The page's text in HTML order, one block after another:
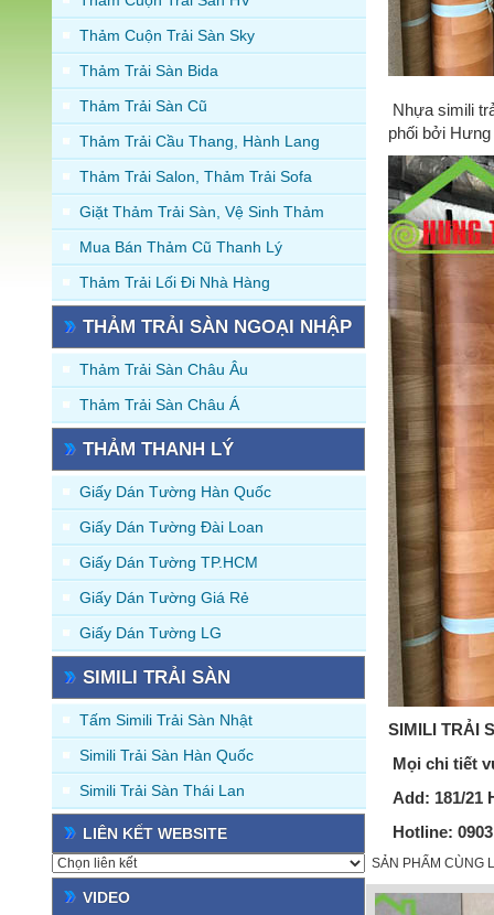
Thảm Cuộn Trải Sàn Sky
Thảm Trải Sàn Bida
Thảm Trải Sàn Cũ
Thảm Trải Cầu Thang, Hành Lang
Thảm Trải Salon, Thảm Trải Sofa
Giặt Thảm Trải Sàn, Vệ Sinh Thảm
Mua Bán Thảm Cũ Thanh Lý
Thảm Trải Lối Đi Nhà Hàng
THẢM TRẢI SÀN NGOẠI NHẬP
Thảm Trải Sàn Châu Âu
Thảm Trải Sàn Châu Á
THẢM THANH LÝ
Giấy Dán Tường Hàn Quốc
Giấy Dán Tường Đài Loan
Giấy Dán Tường TP.HCM
Giấy Dán Tường Giá Rẻ
Giấy Dán Tường LG
SIMILI TRẢI SÀN
Tấm Simili Trải Sàn Nhật
Simili Trải Sàn Hàn Quốc
Simili Trải Sàn Thái Lan
LIÊN KẾT WEBSITE
VIDEO
Nhựa simili
phối bởi
SIMILI TRẢI
Mọi chi tiết
Add: 181/21
Hotline:
SẢN PHẨM CÙNG